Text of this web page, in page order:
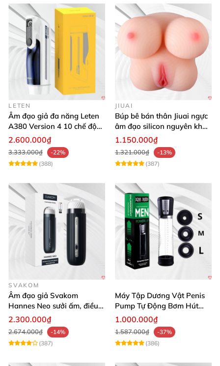
LETEN
Âm đạo giả đa năng Leten
A380 Version 4 10 chế độ
bú mút sục
2.600.000₫
3.333.000₫
-22%
(388)
JIUAI
Búp bê bán thân Jiuai ngực
âm đạo silicon nguyên khối
cao cấp
1.150.000₫
1.321.000₫
-13%
(387)
SVAKOM
Âm đạo giả Svakom
Hannes Neo sưởi ấm, điều
khiển app thông minh
2.300.000₫
2.674.000₫
-14%
(387)
Máy Tập Dương Vật Penis
Pump Tự Động Bơm Hút
Kích Thước Lớn
1.000.000₫
1.587.000₫
-37%
(386)